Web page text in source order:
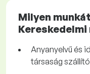
Milyen
Anyanyelvű és
társaság